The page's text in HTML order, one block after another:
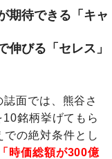
期待できる「キャ
伸びる「セレス」
誌面では、熊谷さ
銘柄挙げてもら
の絶対条件とし
時価総額が300億